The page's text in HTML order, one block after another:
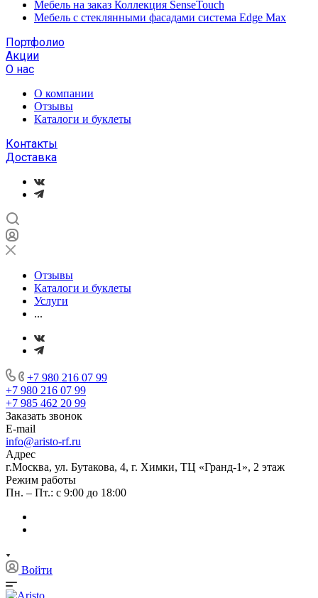
Мебель на заказ Коллекция SenseTouch
Мебель с стеклянными фасадами система Edge Max
Портфолио
Акции
О нас
О компании
Отзывы
Каталоги и буклеты
Контакты
Доставка
Отзывы
Каталоги и буклеты
Услуги
...
+7 980 216 07 99
+7 980 216 07 99
+7 985 462 20 99
Заказать звонок
E-mail
info@aristo-rf.ru
Адрес
г.Москва, ул. Бутакова, 4, г. Химки, ТЦ «Гранд-1», 2 этаж
Режим работы
Пн. – Пт.: с 9:00 до 18:00
Войти